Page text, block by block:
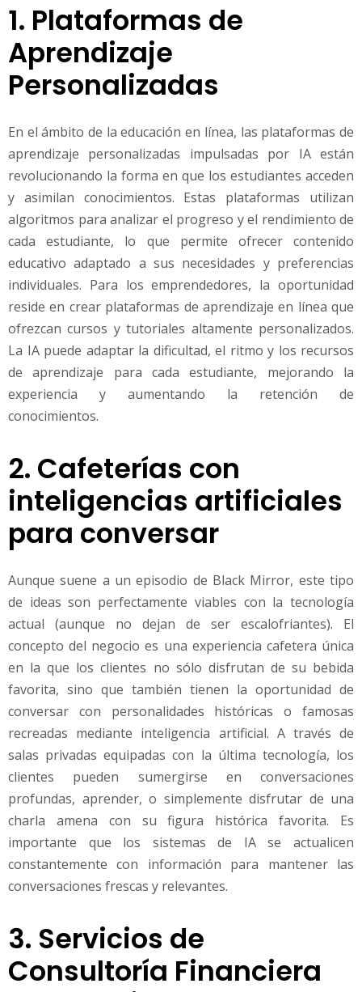
1. Plataformas de
Aprendizaje
Personalizadas
En el ámbito de la educación en línea, las plataformas de
aprendizaje personalizadas impulsadas por IA están
revolucionando la forma en que los estudiantes acceden
y asimilan conocimientos. Estas plataformas utilizan
algoritmos para analizar el progreso y el rendimiento de
cada estudiante, lo que permite ofrecer contenido
educativo adaptado a sus necesidades y preferencias
individuales. Para los emprendedores, la oportunidad
reside en crear plataformas de aprendizaje en línea que
ofrezcan cursos y tutoriales altamente personalizados.
La IA puede adaptar la dificultad, el ritmo y los recursos
de aprendizaje para cada estudiante, mejorando la
experiencia y aumentando la retención de
conocimientos.
2. Cafeterías con
inteligencias artificiales
para conversar
Aunque suene a un episodio de Black Mirror, este tipo
de ideas son perfectamente viables con la tecnología
actual (aunque no dejan de ser escalofriantes). El
concepto del negocio es una experiencia cafetera única
en la que los clientes no sólo disfrutan de su bebida
favorita, sino que también tienen la oportunidad de
conversar con personalidades históricas o famosas
recreadas mediante inteligencia artificial. A través de
salas privadas equipadas con la última tecnología, los
clientes pueden sumergirse en conversaciones
profundas, aprender, o simplemente disfrutar de una
charla amena con su figura histórica favorita. Es
importante que los sistemas de IA se actualicen
constantemente con información para mantener las
conversaciones frescas y relevantes.
3. Servicios de
Consultoría Financiera